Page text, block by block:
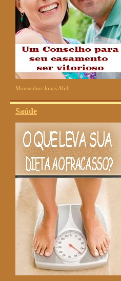
Monsenhor Jonas Abib
Saúde